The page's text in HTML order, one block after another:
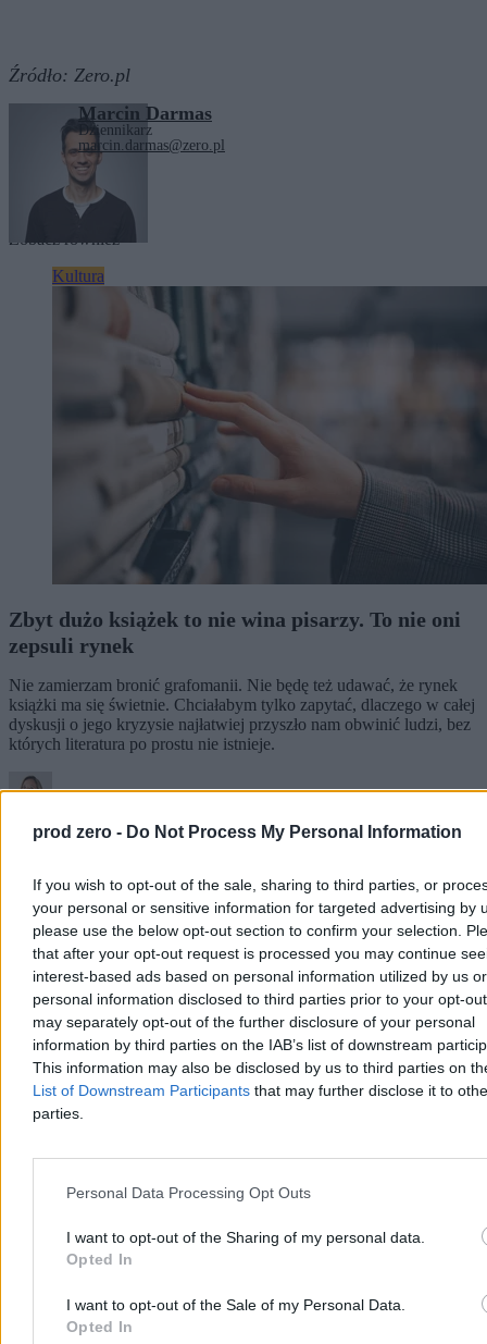
prod zero - Do Not Process My Personal Information
If you wish to opt-out of the sale, sharing to third parties, or
your personal or sensitive information for targeted advertising by
please use the below opt-out section to confirm your selection.
that after your opt-out request is processed you may continue
interest-based ads based on personal information utilized by us or
personal information disclosed to third parties prior to your opt-
may separately opt-out of the further disclosure of your personal
information by third parties on the IAB’s list of downstream
This information may also be disclosed by us to third parties on
List of Downstream Participants that may further disclose it to
parties.
Personal Data Processing Opt Outs
I want to opt-out of the Sharing of my personal data.
Opted In
I want to opt-out of the Sale of my Personal Data.
Opted In
Źródło: Zero.pl
Marcin Darmas
Dziennikarz
marcin.darmas@zero.pl
Tagi: polskie kino
Zobacz również
Kultura
Zbyt dużo książek to nie wina pisarzy. To nie oni
zepsuli rynek
Nie zamierzam bronić grafomanii. Nie będę też udawać, że rynek
książki ma się świetnie. Chciałabym tylko zapytać, dlaczego w całej
dyskusji o jego kryzysie najłatwiej przyszło nam obwinić ludzi, bez
których literatura po prostu nie istnieje.
Dagmara Leszkowicz-Zaluska
Kultura
„Jesteś mój chłop!”. Co w serialu „1670” jest
prawdą, a co fikcją?
Jak serial „1670” wypada na tle faktów? XVII-wieczna
Adamczycha oddaje realia dawnej Polski czy to jedynie satyra o nas